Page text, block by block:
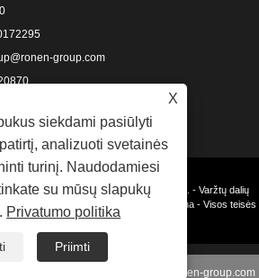
group.com
Ron-en Machinery and Integration Co.,Ltd. - Varžtų dalių
mašina, tvirtinimo detalių sriegimo mašina - Visos teisės
Sitemap RSS XML Privacy Policy
X
siekdami pasiūlyti
analizuoti svetainės
turinį. Naudodamiesi
su mūsų slapukų
Privatumo politika
Priimti
ronengroup@ronen-group.com